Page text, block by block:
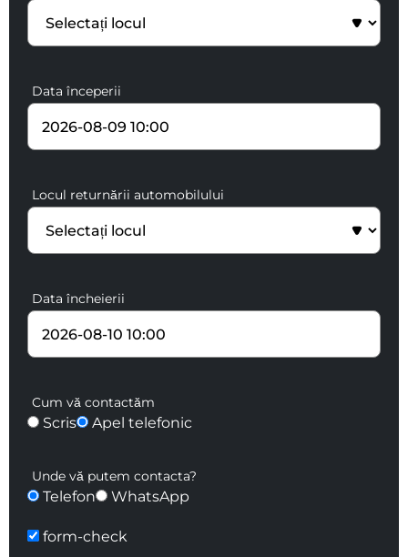
Data începerii
Locul returnării automobilului
Data încheierii
Cum vă contactăm
Scris Apel telefonic
Unde vă putem contacta?
Telefon WhatsApp
form-check